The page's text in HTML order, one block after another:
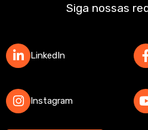
Siga nossas
LinkedIn
Instagram